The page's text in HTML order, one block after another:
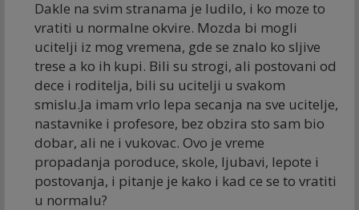
Dakle na svim stranama je ludilo, i ko moze to
vratiti u normalne okvire. Mozda bi mogli
ucitelji iz mog vremena, gde se znalo ko sljive
trese a ko ih kupi. Bili su strogi, ali postovani od
dece i roditelja, bili su ucitelji u svakom
smislu.Ja imam vrlo lepa secanja na sve ucitelje,
nastavnike i profesore, bez obzira sto sam bio
dobar, ali ne i vukovac. Ovo je vreme
propadanja poroduce, skole, ljubavi, lepote i
postovanja, i pitanje je kako i kad ce se to vratiti
u normalu?